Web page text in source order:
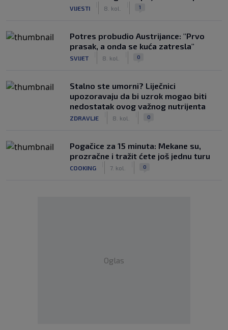
VIJESTI 8. kol. 1
Potres probudio Austrijance: "Prvo
prasak, a onda se kuća zatresla"
SVIJET 8. kol. 0
Stalno ste umorni? Liječnici
upozoravaju da bi uzrok mogao biti
nedostatak ovog važnog nutrijenta
ZDRAVLJE 8. kol. 0
Pogačice za 15 minuta: Mekane su,
prozračne i tražit ćete još jednu turu
COOKING 7. kol. 0
Oglas